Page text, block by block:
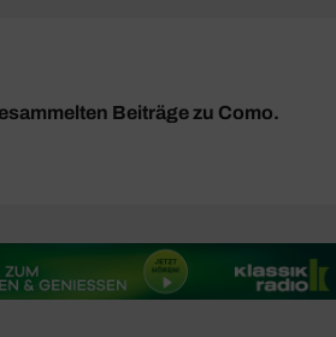
Beiträge zu Como.